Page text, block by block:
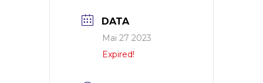
DATA
Mai 27 2023
Expired!